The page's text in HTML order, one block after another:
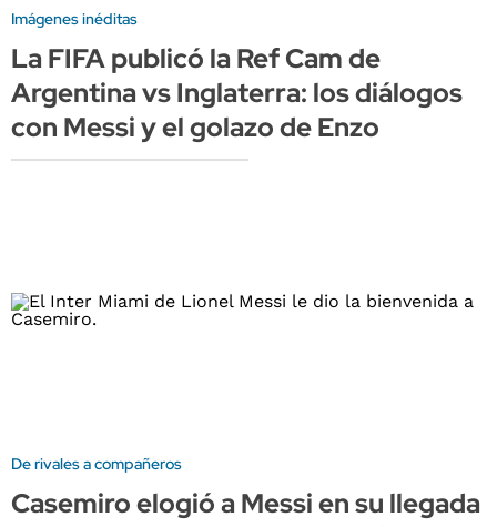
Imágenes inéditas
La FIFA publicó la Ref Cam de
Argentina vs Inglaterra: los diálogos
con Messi y el golazo de Enzo
De rivales a compañeros
Casemiro elogió a Messi en su llegada